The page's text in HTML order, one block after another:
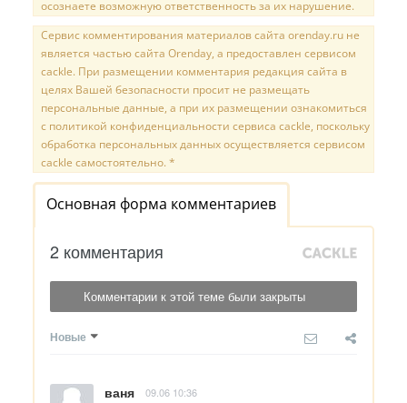
осознаете возможную ответственность за их нарушение.
Сервис комментирования материалов сайта orenday.ru не
является частью сайта Orenday, а предоставлен сервисом
cackle. При размещении комментария редакция сайта в
целях Вашей безопасности просит не размещать
персональные данные, а при их размещении ознакомиться
с политикой конфиденциальности сервиса cackle, поскольку
обработка персональных данных осуществляется сервисом
cackle самостоятельно. *
Основная форма комментариев
2 комментария
Комментарии к этой теме были закрыты
Новые
ваня 09.06 10:36